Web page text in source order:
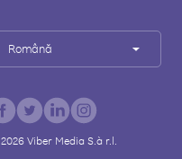
Română
2026Viber Media S.à r.l.